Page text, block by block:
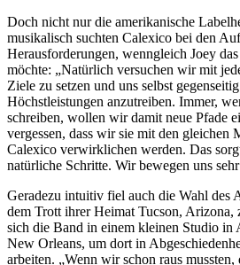
Doch nicht nur die amerikanische
musikalisch suchten Calexico bei den
Herausforderungen, wenngleich Joey
möchte: „Natürlich versuchen wir mit
Ziele zu setzen und uns selbst
Höchstleistungen anzutreiben. Immer,
schreiben, wollen wir damit neue Pfade
vergessen, dass wir sie mit den gleichen
Calexico verwirklichen werden. Das
natürliche Schritte. Wir bewegen uns
Geradezu intuitiv fiel auch die Wahl des
dem Trott ihrer Heimat Tucson, Arizona,
sich die Band in einem kleinen Studio in
New Orleans, um dort in
arbeiten. „Wenn wir schon raus